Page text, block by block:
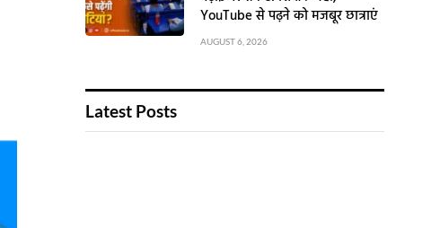
YouTube से पढ़ने को मजबूर छात्राएं
AUGUST 6, 2026
Latest Posts